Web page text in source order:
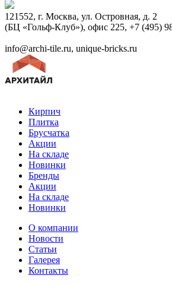
121552, г. Москва, ул. Островная, д. 2
(БЦ «Гольф-Клуб»), офис 225, +7 (495)
info@archi-tile.ru, unique-bricks.ru
Кирпич
Плитка
Брусчатка
Акции
На складе
Новинки
Бренды
Акции
На складе
Новинки
О компании
Новости
Статьи
Галерея
Контакты